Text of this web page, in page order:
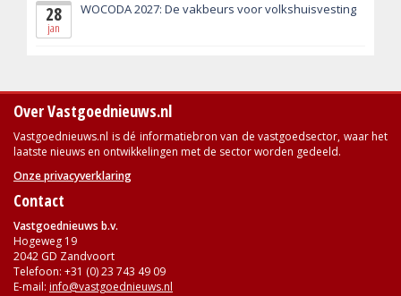
28
jan
WOCODA 2027: De vakbeurs voor volkshuisvesting
Over Vastgoednieuws.nl
Vastgoednieuws.nl is dé informatiebron van de vastgoedsector, waar het
laatste nieuws en ontwikkelingen met de sector worden gedeeld.
Onze privacyverklaring
Contact
Vastgoednieuws b.v.
Hogeweg 19
2042 GD Zandvoort
Telefoon: +31 (0) 23 743 49 09
E-mail: info@vastgoednieuws.nl